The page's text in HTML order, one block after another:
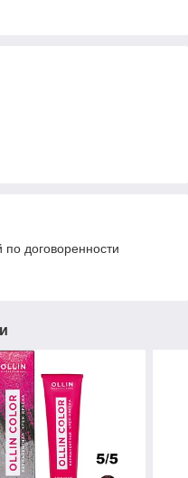
по договоренности